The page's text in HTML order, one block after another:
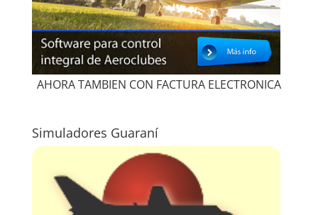
AHORA TAMBIEN CON FACTURA ELECTRONICA
Simuladores Guaraní